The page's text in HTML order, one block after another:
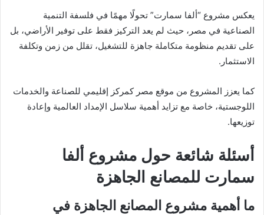
يعكس مشروع “ألفا سمارت” تحولًا مهمًا في فلسفة التنمية
الصناعية في مصر، حيث لم يعد التركيز فقط على توفير الأراضي، بل
على تقديم منظومة متكاملة جاهزة للتشغيل، تقلل من زمن وتكلفة
الاستثمار.
كما يعزز المشروع من موقع مصر كمركز إقليمي للصناعة والخدمات
اللوجستية، خاصة مع تزايد أهمية سلاسل الإمداد العالمية وإعادة
توزيعها.
أسئلة شائعة حول مشروع ألفا
سمارت للمصانع الجاهزة
ما أهمية مشروع المصانع الجاهزة في